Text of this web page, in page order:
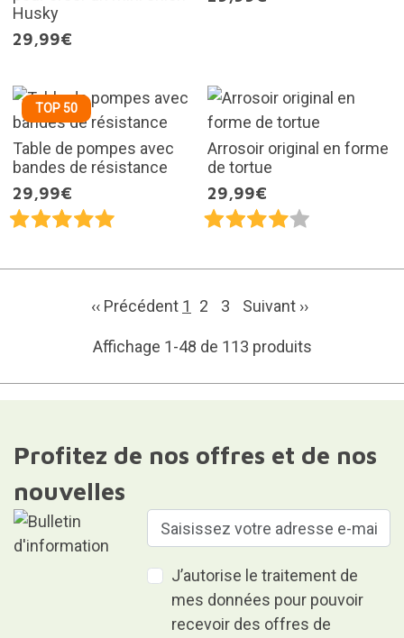
Husky
29,99€
TOP 50
Table de pompes avec
bandes de résistance
29,99€
Arrosoir original en forme
de tortue
29,99€
‹‹ Précédent 1 2 3 Suivant ››
Affichage 1-48 de 113 produits
Profitez de nos offres et de nos
nouvelles
J’autorise le traitement de
mes données pour pouvoir
recevoir des offres de